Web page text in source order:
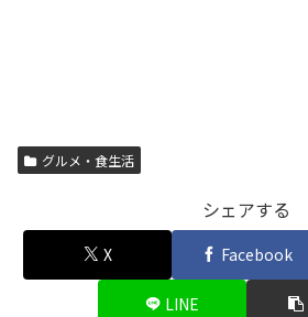
グルメ・食生活
シェアする
X Facebook
LINE